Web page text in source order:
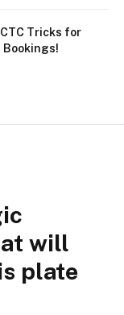
Tricks for
Bookings!
will
plate